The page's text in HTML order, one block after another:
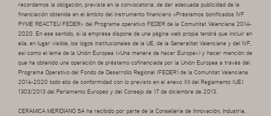
recordamos la obligación, prevista en la convocatoria, de dar adecuada publicidad de la
financiación obtenida en el ámbito del instrumento financiero «Préstamos bonificados IVF
PYME REACTEU FEDER» del Programa operativo FEDER de la Comunitat Valenciana 2014-
2020. En ese sentido, si la empresa dispone de una página web propia tendrá que incluir en
ella, en lugar visible, los logos institucionales de la UE, de la Generalitat Valenciana y del IVF,
así como el lema de la Unión Europea («Una manera de hacer Europa») y hacer mención de
que ha obtenido una operación de préstamo cofinanciada por la Unión Europea a través del
Programa Operativo del Fondo de Desarrollo Regional (FEDER) de la Comunitat Valenciana
2014-2020 todo ello de conformidad con lo previsto en el anexo XII del Reglamento (UE)
1303/2013 del Parlamento Europeo y del Consejo de 17 de diciembre de 2013.
CERAMICA MERIDIANO SA ha recibido por parte de la Conselleria de Innovación, Industria,